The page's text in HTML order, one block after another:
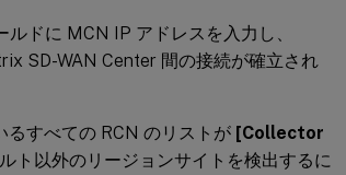
ルドに MCN IP アドレスを入力し、
SD-WAN Center 間の接続が確立され
すべての RCN のリストが [Collector
ト以外のリージョンサイトを検出するに